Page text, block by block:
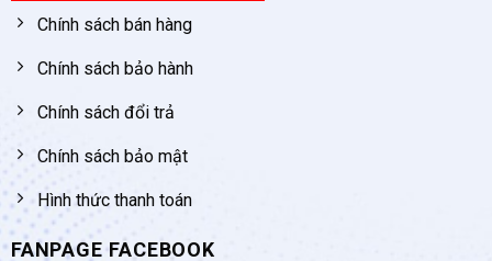
Chính sách bán hàng
Chính sách bảo hành
Chính sách đổi trả
Chính sách bảo mật
Hình thức thanh toán
FANPAGE FACEBOOK